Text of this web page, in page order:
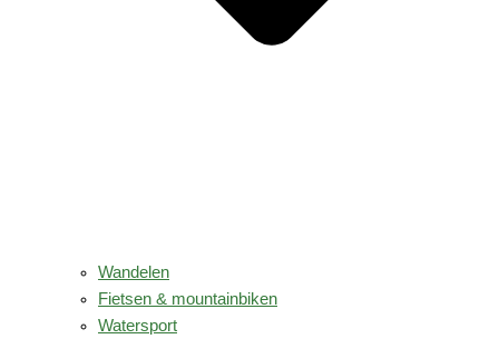
Wandelen
Fietsen & mountainbiken
Watersport